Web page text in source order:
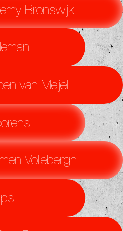
Bronswijk
van Meijel
Vollebergh